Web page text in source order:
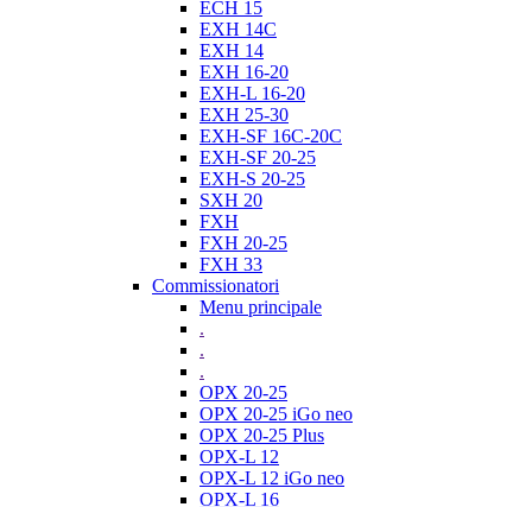
ECH 15
EXH 14C
EXH 14
EXH 16-20
EXH-L 16-20
EXH 25-30
EXH-SF 16C-20C
EXH-SF 20-25
EXH-S 20-25
SXH 20
FXH
FXH 20-25
FXH 33
Commissionatori
Menu principale
.
.
.
OPX 20-25
OPX 20-25 iGo neo
OPX 20-25 Plus
OPX-L 12
OPX-L 12 iGo neo
OPX-L 16